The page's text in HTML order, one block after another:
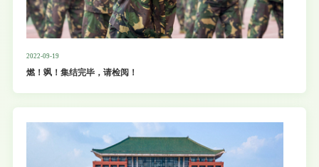
2022-09-19
燃！飒！集结完毕，请检阅！